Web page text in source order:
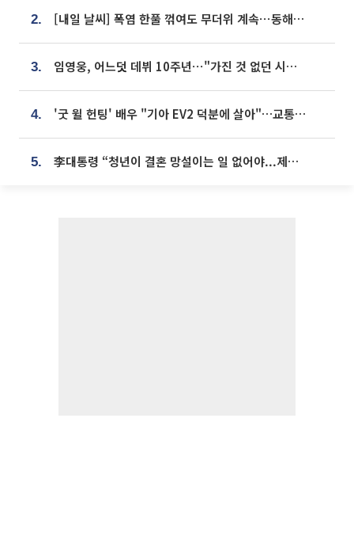
2. [내일 날씨] 폭염 한풀 꺾여도 무더위 계속⋯동해안 이틀 연속 비
3. 임영웅, 어느덧 데뷔 10주년⋯"가진 것 없던 시절, 내 앞엔 20명의 팬뿐"
4. '굿 윌 헌팅' 배우 "기아 EV2 덕분에 살아"…교통사고 후 안전성 극찬
5. 李대통령 “청년이 결혼 망설이는 일 없어야...제도상 불이익 조사”